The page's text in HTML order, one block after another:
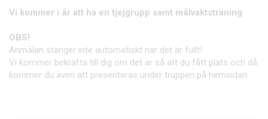
Vi kommer i år att ha en tjejgrupp samt målvaktsträning
OBS!
Anmälan stänger inte automatiskt när det är fullt!
Vi kommer bekräfta till dig om det är så att du fått plats och då
kommer du även att presenteras under truppen på hemsidan.